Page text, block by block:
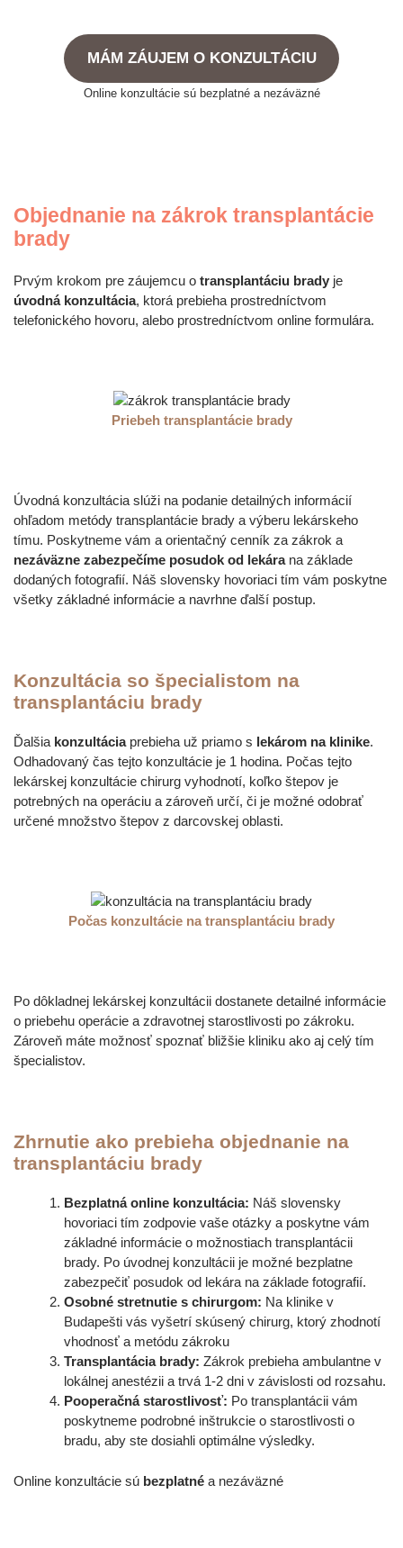
MÁM ZÁUJEM O KONZULTÁCIU
Online konzultácie sú bezplatné a nezáväzné
Objednanie na zákrok transplantácie
brady
Prvým krokom pre záujemcu o transplantáciu brady je
úvodná konzultácia, ktorá prebieha prostredníctvom
telefonického hovoru, alebo prostredníctvom online formulára.
Priebeh transplantácie brady
Úvodná konzultácia slúži na podanie detailných informácií
ohľadom metódy transplantácie brady a výberu lekárskeho
tímu. Poskytneme vám a orientačný cenník za zákrok a
nezáväzne zabezpečíme posudok od lekárana základe
dodaných fotografií. Náš slovensky hovoriaci tím vám poskytne
všetky základné informácie a navrhne ďalší postup.
Konzultácia so špecialistom na
transplantáciu brady
Ďalšia konzultáciaprebieha už priamo s lekárom na klinike.
Odhadovaný čas tejto konzultácie je 1 hodina. Počas tejto
lekárskej konzultácie chirurg vyhodnotí, koľko štepov je
potrebných na operáciu a zároveň určí, či je možné odobrať
určené množstvo štepov z darcovskej oblasti.
Počas konzultácie na transplantáciu brady
Po dôkladnej lekárskej konzultácii dostanete detailné informácie
o priebehu operácie a zdravotnej starostlivosti po zákroku.
Zároveň máte možnosť spoznať bližšie kliniku ako aj celý tím
špecialistov.
Zhrnutie ako prebieha objednanie na
transplantáciu brady
Bezplatná online konzultácia: Náš slovensky
hovoriaci tím zodpovie vaše otázky a poskytne vám
základné informácie o možnostiach transplantácii
brady. Po úvodnej konzultácii je možné bezplatne
zabezpečiť posudok od lekára na základe fotografií.
Osobné stretnutie s chirurgom: Na klinike v
Budapešti vás vyšetrí skúsený chirurg, ktorý zhodnotí
vhodnosť a metódu zákroku
Transplantácia brady: Zákrok prebieha ambulantne v
lokálnej anestézii a trvá 1-2 dni v závislosti od rozsahu.
Pooperačná starostlivosť: Po transplantácii vám
poskytneme podrobné inštrukcie o starostlivosti o
bradu, aby ste dosiahli optimálne výsledky.
Online konzultácie sú bezplatné a nezáväzné